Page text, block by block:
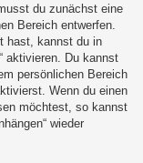
du zunächst eine
Bereich entwerfen.
hast, kannst du in
aktivieren. Du kannst
persönlichen Bereich
Wenn du einen
möchtest, so kannst
wieder